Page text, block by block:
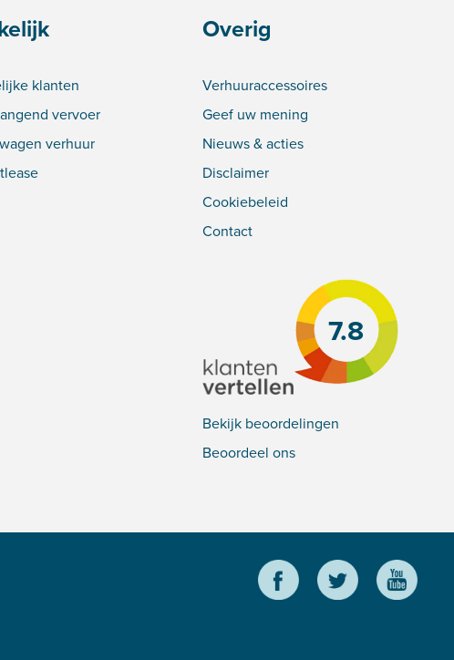
klanten
vervoer
verhuur
Overig
Verhuuraccessoires
Geef uw mening
Nieuws & acties
Disclaimer
Cookiebeleid
Contact
7.8
Bekijk beoordelingen
Beoordeel ons